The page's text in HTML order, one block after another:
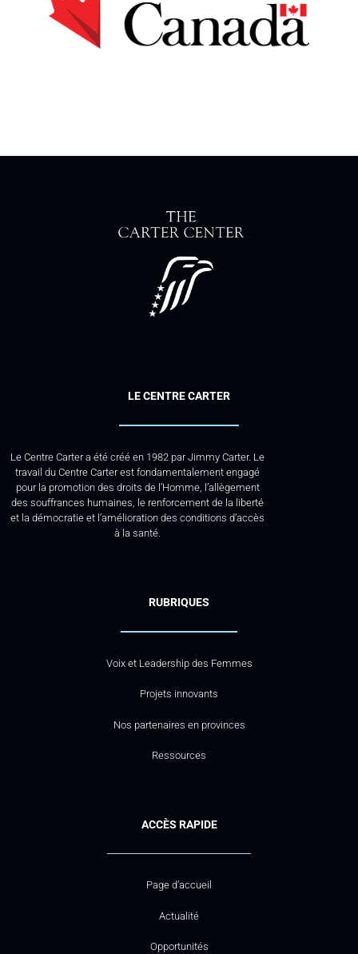
LE CENTRE CARTER
Le Centre Carter a été créé en 1982 par Jimmy Carter. Le
travail du Centre Carter est fondamentalement engagé
pour la promotion des droits de l’Homme, l’allègement
des souffrances humaines, le renforcement de la liberté
et la démocratie et l’amélioration des conditions d’accès
à la santé.
RUBRIQUES
Voix et Leadership des Femmes
Projets innovants
Nos partenaires en provinces
Ressources
ACCÈS RAPIDE
Page d’accueil
Actualité
Opportunités